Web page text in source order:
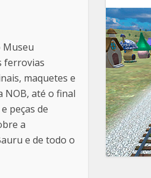
Museu
ferrovias
maquetes e
NOB, até o final
peças de
a
e de todo o